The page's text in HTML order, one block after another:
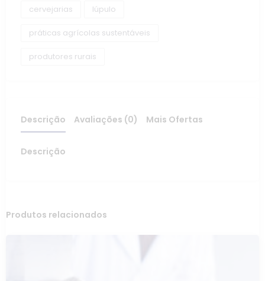
cervejarias lúpulo
práticas agrícolas sustentáveis
produtores rurais
Descrição Avaliações (0) Mais Ofertas
Descrição
Produtos relacionados